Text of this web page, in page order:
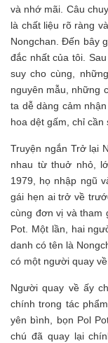
và nhớ mãi. Câu
là chất liệu rõ ràng
Nongchan. Đến bây
đắc nhất của tôi.
suy cho cùng,
nguyên mẫu, những
ta dễ dàng cảm
hoa dệt gấm, chỉ cần
Truyện ngắn Trở lại
nhau từ thuở nhỏ,
1979, họ nhập ngũ
gái hẹn ai trở về
cùng đơn vị và tham
Pot. Một lần, hai
danh có tên là
có một người quay
Người quay về ấy
chính trong tác
yên bình, bọn Pol
chú đã quay lại